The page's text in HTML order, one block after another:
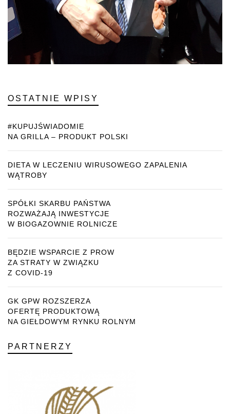
OSTATNIE WPISY
#KUPUJŚWIADOMIE
NA GRILLA – PRODUKT POLSKI
DIETA W LECZENIU WIRUSOWEGO ZAPALENIA
WĄTROBY
SPÓŁKI SKARBU PAŃSTWA
ROZWAŻAJĄ INWESTYCJE
W BIOGAZOWNIE ROLNICZE
BĘDZIE WSPARCIE Z PROW
ZA STRATY W ZWIĄZKU
Z COVID-19
GK GPW ROZSZERZA
OFERTĘ PRODUKTOWĄ
NA GIEŁDOWYM RYNKU ROLNYM
PARTNERZY